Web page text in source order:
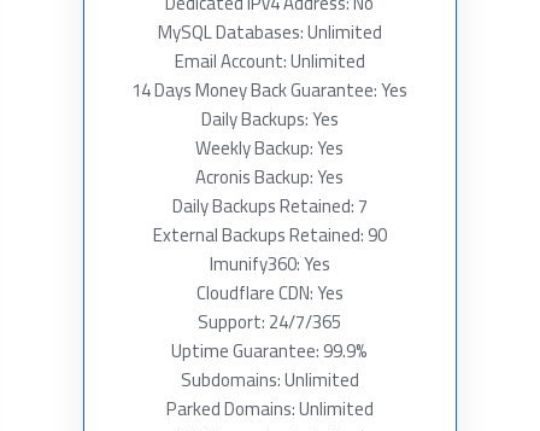
MySQL Databases: Unlimited
Email Account: Unlimited
14 Days Money Back Guarantee: Yes
Daily Backups: Yes
Weekly Backup: Yes
Acronis Backup: Yes
Daily Backups Retained: 7
External Backups Retained: 90
Imunify360: Yes
Cloudflare CDN: Yes
Support: 24/7/365
Uptime Guarantee: 99.9%
Subdomains: Unlimited
Parked Domains: Unlimited